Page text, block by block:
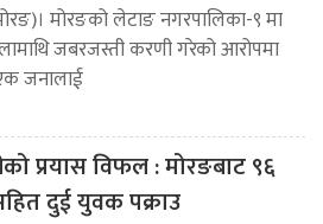
मोरङको लेटाङ नगरपालिका-९ मा
जबरजस्ती करणी गरेको आरोपमा
जनालाई
प्रयास विफल : मोरङबाट ९६
दुई युवक पक्राउ